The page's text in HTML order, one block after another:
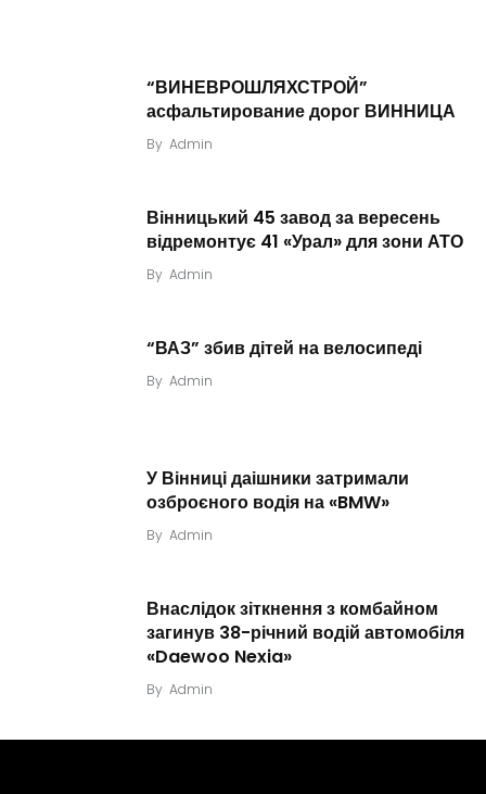
“ВИНЕВРОШЛЯХСТРОЙ”
асфальтирование дорог ВИННИЦА
By Admin
Вінницький 45 завод за вересень
відремонтує 41 «Урал» для зони АТО
By Admin
“ВАЗ” збив дітей на велосипеді
By Admin
У Вінниці даішники затримали
озброєного водія на «BMW»
By Admin
Внаслідок зіткнення з комбайном
загинув 38-річний водій автомобіля
«Daewoo Nexia»
By Admin